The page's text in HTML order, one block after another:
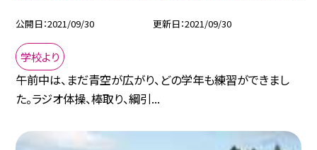
公開日 2021/09/30 更新日 2021/09/30
学校より
午前中は、まだ青空が広がり、どの学年も練習ができまし
た。ラジオ体操、棒取り、綱引...